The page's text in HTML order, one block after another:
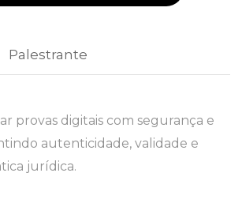
Palestrante
provas digitais com segurança e
autenticidade, validade e
jurídica.